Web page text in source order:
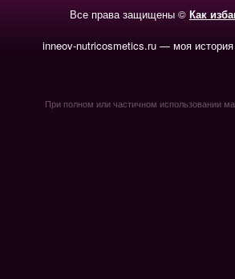
Все права защищены © Как
inneov-nutricosmetics.ru — моя
При полном или частичном использовании